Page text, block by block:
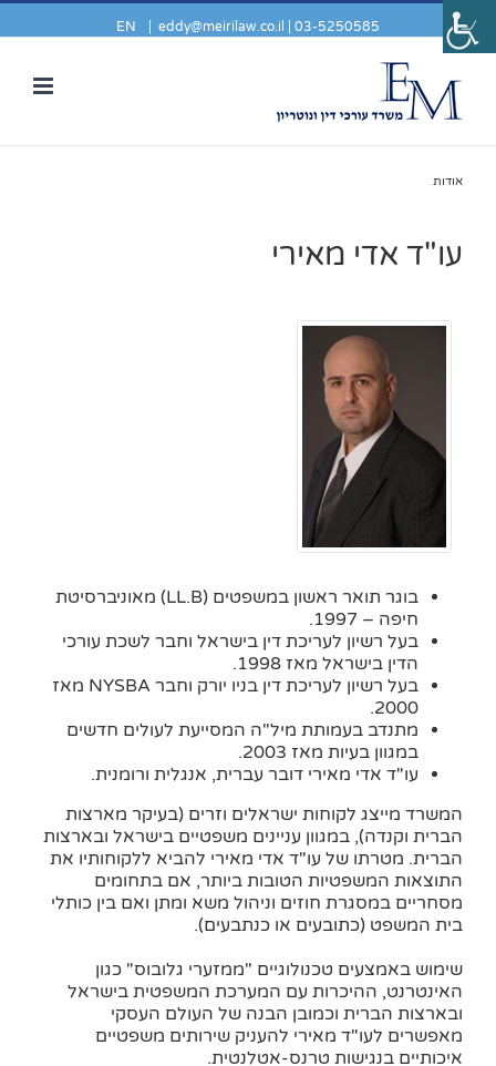
03-5250585 |
EN eddy@meirilaw.co.il
אודות
עו"ד אדי מאירי
בוגר תואר ראשון במשפטים (LL.B) מאוניברסיטת
חיפה – 1997.
בעל רשיון לעריכת דין בישראל וחבר לשכת עורכי
הדין בישראל מאז 1998.
בעל רשיון לעריכת דין בניו יורק וחבר NYSBA מאז
2000.
מתנדב בעמותת מיל"ה המסייעת לעולים חדשים
במגוון בעיות מאז 2003.
עו"ד אדי מאירי דובר עברית, אנגלית ורומנית.
המשרד מייצג לקוחות ישראלים וזרים (בעיקר מארצות
הברית וקנדה), במגוון עניינים משפטיים בישראל ובארצות
הברית. מטרתו של עו"ד אדי מאירי להביא ללקוחותיו את
התוצאות המשפטיות הטובות ביותר, אם בתחומים
מסחריים במסגרת חוזים וניהול משא ומתן ואם בין כותלי
בית המשפט (כתובעים או כנתבעים).
שימוש באמצעים טכנולוגיים "ממזערי גלובוס" כגון
האינטרנט, ההיכרות עם המערכת המשפטית בישראל
ובארצות הברית וכמובן הבנה של העולם העסקי
מאפשרים לעו"ד מאירי להעניק שירותים משפטיים
איכותיים בנגישות טרנס-אטלנטית.